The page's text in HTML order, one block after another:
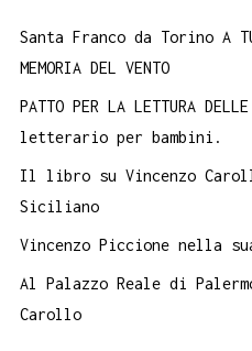
Santa Franco da Torino A
MEMORIA DEL VENTO
PATTO PER LA LETTURA
letterario per bambini.
Il libro su Vincenzo
Siciliano
Vincenzo Piccione nella
Al Palazzo Reale di
Carollo